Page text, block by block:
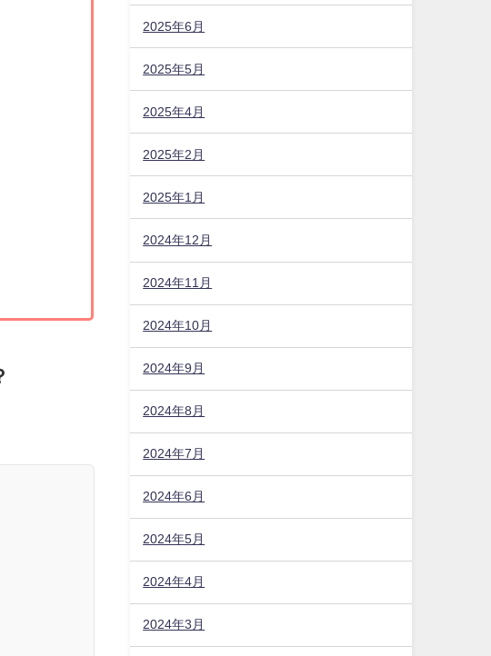
2025年6月
2025年5月
2025年4月
2025年2月
2025年1月
2024年12月
2024年11月
2024年10月
2024年9月
2024年8月
2024年7月
2024年6月
2024年5月
2024年4月
2024年3月